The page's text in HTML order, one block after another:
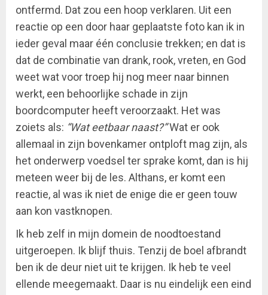
ontfermd. Dat zou een hoop verklaren. Uit een
reactie op een door haar geplaatste foto kan ik in
ieder geval maar één conclusie trekken; en dat is
dat de combinatie van drank, rook, vreten, en God
weet wat voor troep hij nog meer naar binnen
werkt, een behoorlijke schade in zijn
boordcomputer heeft veroorzaakt. Het was
zoiets als: “Wat eetbaar naast?”Wat er ook
allemaal in zijn bovenkamer ontploft mag zijn, als
het onderwerp voedsel ter sprake komt, dan is hij
meteen weer bij de les. Althans, er komt een
reactie, al was ik niet de enige die er geen touw
aan kon vastknopen.
Ik heb zelf in mijn domein de noodtoestand
uitgeroepen. Ik blijf thuis. Tenzij de boel afbrandt
ben ik de deur niet uit te krijgen. Ik heb te veel
ellende meegemaakt. Daar is nu eindelijk een eind